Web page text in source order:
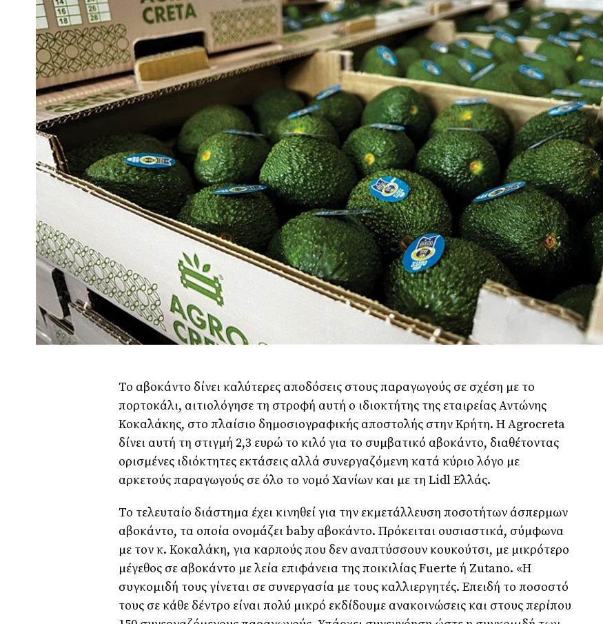
Το αβοκάντο δίνει καλύτερες αποδόσεις στους παραγωγούς σε σχέση µε το
πορτοκάλι, αιτιολόγησε τη στροφή αυτή ο ιδιοκτήτης της εταιρείας Αντώνης
Κοκαλάκης, στο πλαίσιο δηµοσιογραφικής αποστολής στην Κρήτη. Η Agrocreta
δίνει αυτή τη στιγµή 2,3 ευρώ το κιλό για το συµβατικό αβοκάντο, διαθέτοντας
ορισµένες ιδιόκτητες εκτάσεις αλλά συνεργαζόµενη κατά κύριο λόγο µε
αρκετούς παραγωγούς σε όλο το νοµό Χανίων και µε τη Lidl Ελλάς.
Το τελευταίο διάστηµα έχει κινηθεί για την εκµετάλλευση ποσοτήτων άσπερµων
αβοκάντο, τα οποία ονοµάζει baby αβοκάντο. Πρόκειται ουσιαστικά, σύµφωνα
µε τον κ. Κοκαλάκη, για καρπούς που δεν αναπτύσσουν κουκούτσι, µε µικρότερο
µέγεθος σε αβοκάντο µε λεία επιφάνεια της ποικιλίας Fuerte ή Zutano. «Η
συγκοµιδή τους γίνεται σε συνεργασία µε τους καλλιεργητές. Επειδή το ποσοστό
τους σε κάθε δέντρο είναι πολύ µικρό εκδίδουµε ανακοινώσεις και στους περίπου